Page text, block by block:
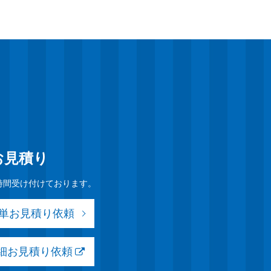
積り
受け付けております。
お見積り依頼
お見積り依頼